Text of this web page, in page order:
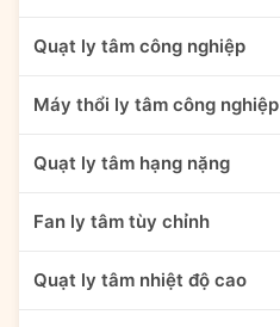
Quạt ly tâm công nghiệp
Máy thổi ly tâm công nghiệp
Quạt ly tâm hạng nặng
Fan ly tâm tùy chỉnh
Quạt ly tâm nhiệt độ cao